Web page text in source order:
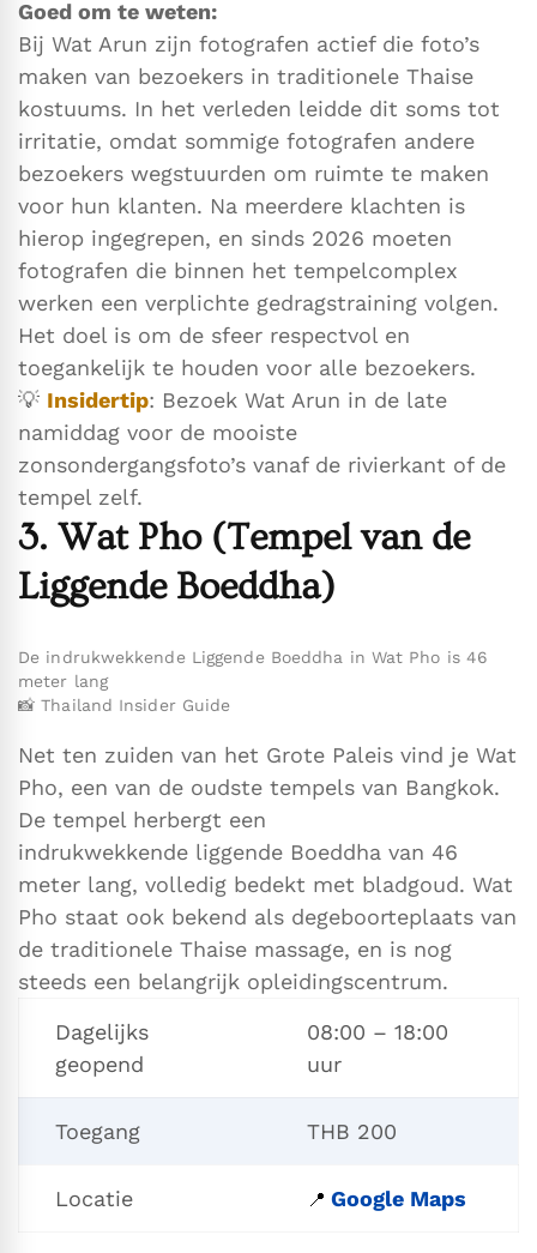
Goed om te weten:
Bij Wat Arun zijn fotografen actief die foto’s
maken van bezoekers in traditionele Thaise
kostuums. In het verleden leidde dit soms tot
irritatie, omdat sommige fotografen andere
bezoekers wegstuurden om ruimte te maken
voor hun klanten. Na meerdere klachten is
hierop ingegrepen, en sinds 2026 moeten
fotografen die binnen het tempelcomplex
werken een verplichte gedragstraining volgen.
Het doel is om de sfeer respectvol en
toegankelijk te houden voor alle bezoekers.
💡 Insidertip: Bezoek Wat Arun in de late
namiddag voor de mooiste
zonsondergangsfoto’s vanaf de rivierkant of de
tempel zelf.
3. Wat Pho (Tempel van de
Liggende Boeddha)
De indrukwekkende Liggende Boeddha in Wat Pho is 46
meter lang
📸 Thailand Insider Guide
Net ten zuiden van het Grote Paleis vind je Wat
Pho, een van de oudste tempels van Bangkok.
De tempel herbergt een
indrukwekkende liggende Boeddha van 46
meter lang, volledig bedekt met bladgoud. Wat
Pho staat ook bekend als degeboorteplaats van
de traditionele Thaise massage, en is nog
steeds een belangrijk opleidingscentrum.
Dagelijks
geopend
08:00 – 18:00
uur
Toegang THB 200
Locatie 📍 Google Maps